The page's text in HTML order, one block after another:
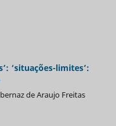
‘situações-limites’:
de Araujo Freitas